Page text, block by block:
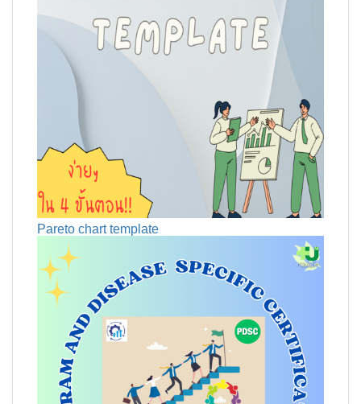
Pareto chart template